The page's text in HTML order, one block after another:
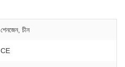
শেনজেন, চীন
CE